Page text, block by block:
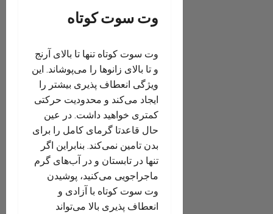
وت سوت کوتاه
وت سوت کوتاه تنها تا بالای آرنج
و تا بالای زانوها را می‌پوشاند. این
ویژگی انعطاف پذیری بیشتر را
ایجاد می‌کند و محدودیت حرکتی
کمتری خواهید داشت. در عین
حال قاعدتا گرمای کامل را برای
بدن تامین نمی‌کند. بنابراین اگر
تنها در تابستان و در آب‌های گرم
ماجراجویی می‌کنید، پوشیدن
وت سوت کوتاه با آزادی و
انعطاف پذیری بالا می‌تواند